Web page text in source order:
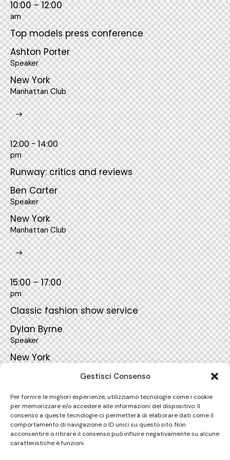
Gestisci Consenso
Per fornire le migliori esperienze, utilizziamo tecnologie come i cookie
per memorizzare e/o accedere alle informazioni del dispositivo. Il
consenso a queste tecnologie ci permetterà di elaborare dati come il
comportamento di navigazione o ID unici su questo sito. Non
acconsentire o ritirare il consenso può influire negativamente su alcune
caratteristiche e funzioni.
10:00 - 12:00
am
Top models press conference
Ashton Porter
Speaker
New York
Manhattan Club
12:00 - 14:00
pm
Runway: critics and reviews
Ben Carter
Speaker
New York
Manhattan Club
15:00 - 17:00
pm
Classic fashion show service
Dylan Byrne
Speaker
New York
17:00 - 19:00
pm